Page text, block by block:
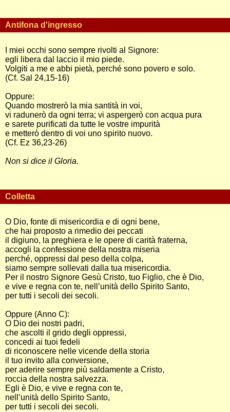
Antifona d'ingresso
I miei occhi sono sempre rivolti al Signore:
egli libera dal laccio il mio piede.
Volgiti a me e abbi pietà, perché sono povero e solo.
(Cf. Sal 24,15-16)
Oppure:
Quando mostrerò la mia santità in voi,
vi radunerò da ogni terra; vi aspergerò con acqua pura
e sarete purificati da tutte le vostre impurità
e metterò dentro di voi uno spirito nuovo.
(Cf. Ez 36,23-26)
Non si dice il Gloria.
Colletta
O Dio, fonte di misericordia e di ogni bene,
che hai proposto a rimedio dei peccati
il digiuno, la preghiera e le opere di carità fraterna,
accogli la confessione della nostra miseria
perché, oppressi dal peso della colpa,
siamo sempre sollevati dalla tua misericordia.
Per il nostro Signore Gesù Cristo, tuo Figlio, che è Dio,
e vive e regna con te, nell’unità dello Spirito Santo,
per tutti i secoli dei secoli.
Oppure (Anno C):
O Dio dei nostri padri,
che ascolti il grido degli oppressi,
concedi ai tuoi fedeli
di riconoscere nelle vicende della storia
il tuo invito alla conversione,
per aderire sempre più saldamente a Cristo,
roccia della nostra salvezza.
Egli è Dio, e vive e regna con te,
nell’unità dello Spirito Santo,
per tutti i secoli dei secoli.